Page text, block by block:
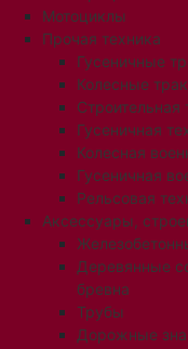
Мотоциклы
Прочая техника
Гусеничные
Колесные
Строительная
Гусеничная
Колесная
Гусеничная
Рельсовая
Аксессуары,
Деревянные
бревна
Трубы
Дорожные